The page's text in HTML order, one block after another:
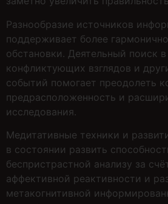
Разнообразие источников
поддерживает более
обстановки. Деятельный поиск в
конфликтующих взглядов и
событий помогает преодолеть
предрасположенность и
исследования.
Медитативные техники и
в состоянии развить
беспристрастной анализу за
аффективной реактивности и
метакогнитивной